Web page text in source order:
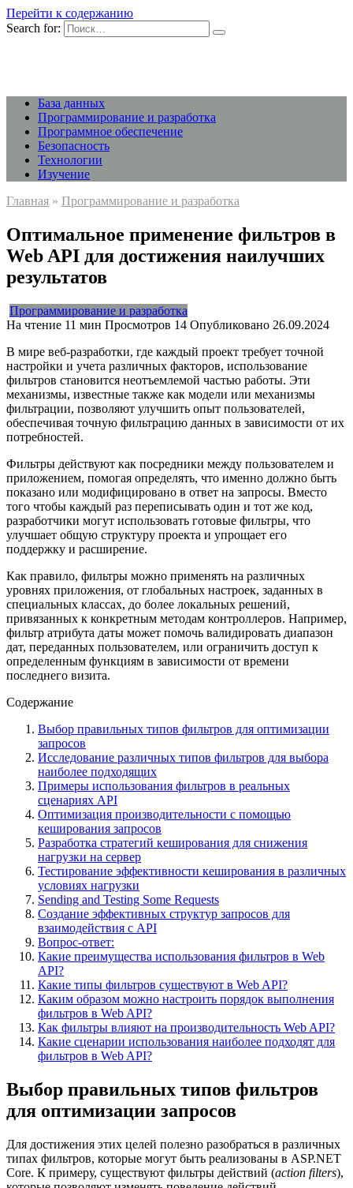
Перейти к содержанию
Search for:
База данных
Программирование и разработка
Программное обеспечение
Безопасность
Технологии
Изучение
Главная » Программирование и разработка
Оптимальное применение фильтров в
Web API для достижения наилучших
результатов
Программирование и разработка
На чтение 11 мин Просмотров 14 Опубликовано 26.09.2024
В мире веб-разработки, где каждый проект требует точной
настройки и учета различных факторов, использование
фильтров становится неотъемлемой частью работы. Эти
механизмы, известные также как модели или механизмы
фильтрации, позволяют улучшить опыт пользователей,
обеспечивая точную фильтрацию данных в зависимости от их
потребностей.
Фильтры действуют как посредники между пользователем и
приложением, помогая определять, что именно должно быть
показано или модифицировано в ответ на запросы. Вместо
того чтобы каждый раз переписывать один и тот же код,
разработчики могут использовать готовые фильтры, что
улучшает общую структуру проекта и упрощает его
поддержку и расширение.
Как правило, фильтры можно применять на различных
уровнях приложения, от глобальных настроек, заданных в
специальных классах, до более локальных решений,
привязанных к конкретным методам контроллеров. Например,
фильтр атрибута даты может помочь валидировать диапазон
дат, переданных пользователем, или ограничить доступ к
определенным функциям в зависимости от времени
последнего визита.
Содержание
Выбор правильных типов фильтров для оптимизации
запросов
Исследование различных типов фильтров для выбора
наиболее подходящих
Примеры использования фильтров в реальных
сценариях API
Оптимизация производительности с помощью
кеширования запросов
Разработка стратегий кеширования для снижения
нагрузки на сервер
Тестирование эффективности кеширования в различных
условиях нагрузки
Sending and Testing Some Requests
Создание эффективных структур запросов для
взаимодействия с API
Вопрос-ответ:
Какие преимущества использования фильтров в Web
API?
Какие типы фильтров существуют в Web API?
Каким образом можно настроить порядок выполнения
фильтров в Web API?
Как фильтры влияют на производительность Web API?
Какие сценарии использования наиболее подходят для
фильтров в Web API?
Выбор правильных типов фильтров
для оптимизации запросов
Для достижения этих целей полезно разобраться в различных
типах фильтров, которые могут быть реализованы в ASP.NET
Core. К примеру, существуют фильтры действий (action filters),